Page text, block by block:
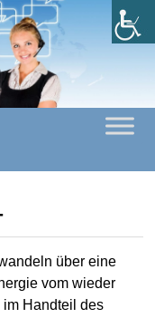
über eine
vom wieder
Handteil des